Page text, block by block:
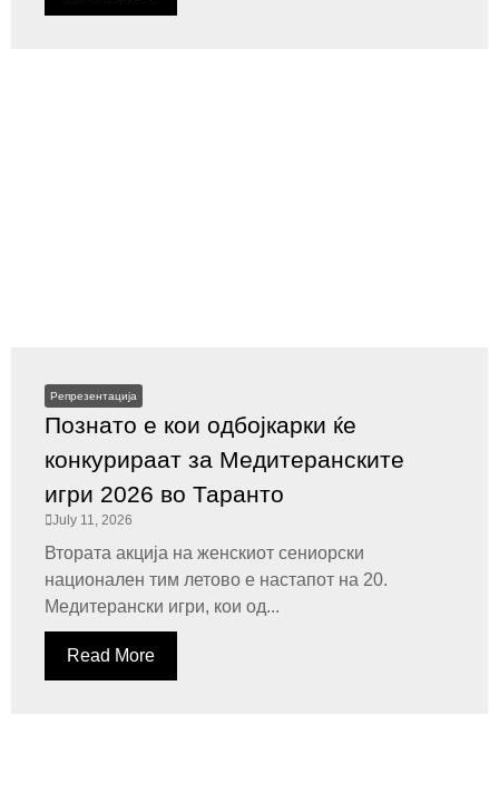
Репрезентација
Познато е кои одбојкарки ќе
конкурираат за Медитеранските
игри 2026 во Таранто
July 11, 2026
Втората акција на женскиот сениорски
национален тим летово е настапот на 20.
Медитерански игри, кои од...
Read More